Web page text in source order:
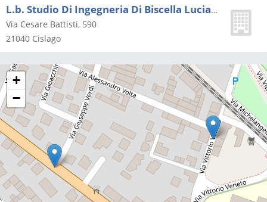
L.b. Studio Di Ingegneria Di Biscella Luciano
Via Cesare Battisti, 590
21040 Cislago
+
−